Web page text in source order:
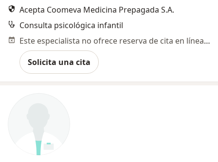
Acepta Coomeva Medicina Prepagada S.A.
Consulta psicológica infantil
Este especialista no ofrece reserva de cita en línea en esta dirección.
Solicita una cita